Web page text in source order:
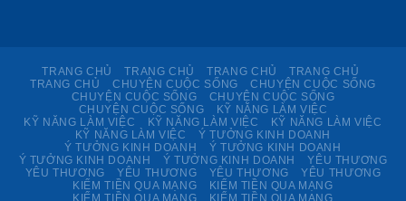
TRANG CHỦ TRANG CHỦ TRANG CHỦ
TRANG CHỦ
TRANG CHỦ
CHUYỆN CUỘC SỐNG
CHUYỆN CUỘC SỐNG
CHUYỆN CUỘC SỐNG
CHUYỆN CUỘC SỐNG
CHUYỆN CUỘC SỐNG
KỸ NĂNG LÀM VIỆC
KỸ NĂNG LÀM VIỆC
KỸ NĂNG LÀM VIỆC
KỸ NĂNG LÀM VIỆC
KỸ NĂNG LÀM VIỆC
Ý TƯỞNG KINH DOANH
Ý TƯỞNG KINH DOANH
Ý TƯỞNG KINH DOANH
Ý TƯỞNG KINH DOANH
Ý TƯỞNG KINH DOANH
YÊU THƯƠNG
YÊU THƯƠNG
YÊU THƯƠNG YÊU THƯƠNG
YÊU THƯƠNG
KIẾM TIỀN QUA MẠNG
KIẾM TIỀN QUA MẠNG
KIẾM TIỀN QUA MẠNG
KIẾM TIỀN QUA MẠNG